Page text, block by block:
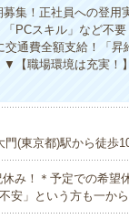
集！正社員への登用
PCスキル」など不
通費全額支給！「
【職場環境は充実！
(東京都)駅から徒歩
！＊予定での希望
安」という方も一か